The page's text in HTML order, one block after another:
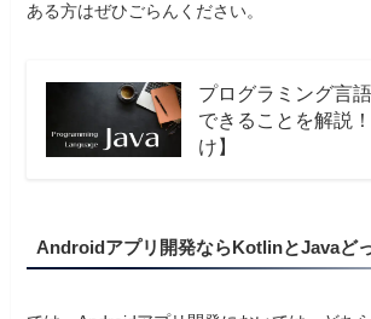
ある方はぜひごらんください。
プログラミング言
できることを解説
け】
Androidアプリ開発ならKotlinとJavaど